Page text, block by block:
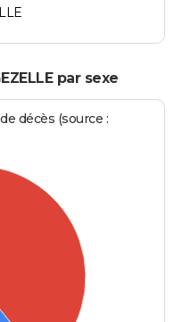
par sexe
décès (source :